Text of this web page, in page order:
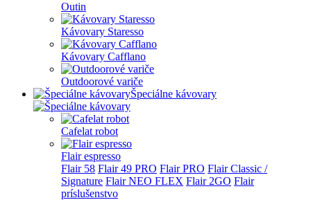
Outin
Kávovary Staresso
Kávovary Cafflano
Outdoorové variče
Špeciálne kávovary
Cafelat robot
Flair espresso
Flair 58 Flair 49 PRO Flair PRO Flair Classic /
Signature Flair NEO FLEX Flair 2GO Flair
príslušenstvo